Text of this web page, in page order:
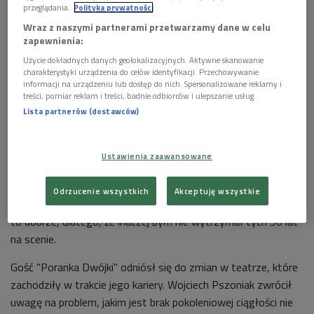
Wojciech Pszoniak podkreślił w audycji, że gdy gra, nie czuje
specjalnej różnicy między sobą dziś i sobą sprzed lat. - Może
to dobrze, dlatego, że inaczej bym nie wytrzymał tych 50 lat
na scenie.
Gość "Poranka Dwójki" odniósł się do zmian w teatrze, które
zachodziły w trakcie jego kariery. Wojciech Pszoniak zwrócił
uwagę na problem, jakim jest brak pokoleniowej ciągłości nie
przeglądania. Polityka prywatności
Wraz z naszymi partnerami przetwarzamy dane w celu
zapewnienia:
Użycie dokładnych danych geolokalizacyjnych. Aktywne skanowanie
charakterystyki urządzenia do celów identyfikacji. Przechowywanie
informacji na urządzeniu lub dostęp do nich. Spersonalizowane reklamy i
treści, pomiar reklam i treści, badnie odbiorców i ulepszanie usług.
Lista partnerów (dostawców)
Ustawienia zaawansowane
Odrzucenie wszystkich Akceptuję wszystkie